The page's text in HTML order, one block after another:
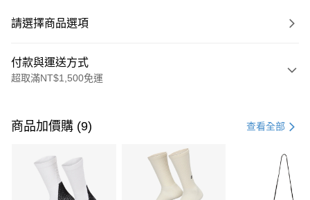
請選擇商品選項
付款與運送方式
超取滿NT$1,500免運
信用卡一次付款
3 期 0 利率 每期 21家銀行
合作金庫商業銀行
第一商業銀行
商品加價購 (9) 查看全部